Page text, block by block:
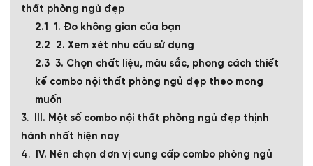
thất phòng ngủ đẹp
1. Đo không gian của bạn
2. Xem xét nhu cầu sử dụng
3. Chọn chất liệu, màu sắc, phong cách thiết
kế combo nội thất phòng ngủ đẹp theo mong
muốn
III. Một số combo nội thất phòng ngủ đẹp thịnh
hành nhất hiện nay
IV. Nên chọn đơn vị cung cấp combo phòng ngủ